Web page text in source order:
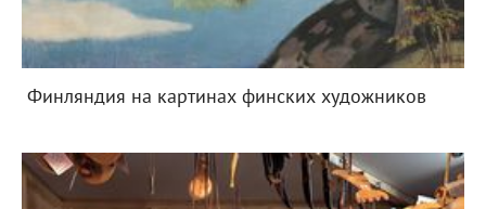
Финляндия на картинах финских художников